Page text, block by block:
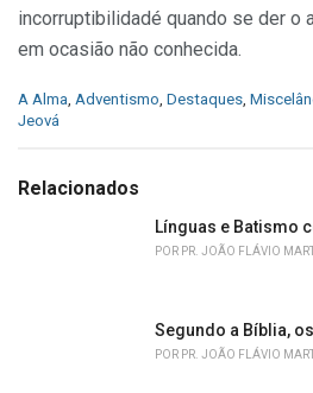
incorruptibilidadé quando se der o
em ocasião não conhecida.
C
a
g
A Alma Adventismo Destaques
Jeová
Relacionados
Línguas e Batismo
POR PR. JOÃO FLÁVIO
Segundo a Bíblia,
POR PR. JOÃO FLÁVIO